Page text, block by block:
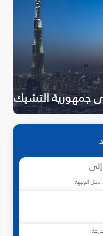
جمهورية التشيك
إلى
أدخل الوجهة